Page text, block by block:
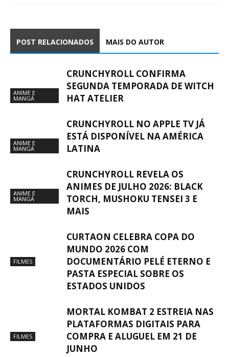
POST RELACIONADOS MAIS DO AUTOR
ANIME E
MANGÁ
CRUNCHYROLL CONFIRMA
SEGUNDA TEMPORADA DE WITCH
HAT ATELIER
ANIME E
MANGÁ
CRUNCHYROLL NO APPLE TV JÁ
ESTÁ DISPONÍVEL NA AMÉRICA
LATINA
ANIME E
MANGÁ
CRUNCHYROLL REVELA OS
ANIMES DE JULHO 2026: BLACK
TORCH, MUSHOKU TENSEI 3 E
MAIS
FILMES
CURTAON CELEBRA COPA DO
MUNDO 2026 COM
DOCUMENTÁRIO PELÉ ETERNO E
PASTA ESPECIAL SOBRE OS
ESTADOS UNIDOS
FILMES
MORTAL KOMBAT 2 ESTREIA NAS
PLATAFORMAS DIGITAIS PARA
COMPRA E ALUGUEL EM 21 DE
JUNHO